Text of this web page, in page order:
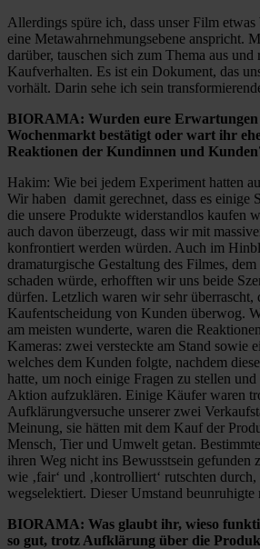
Allerdings spüre ich, dass unser Film
eine Metawahrnehmungsebene anspricht.
darüber, tauschen sich zum Thema aus
Kaufverhalten. Es ist ein Dokument, das
vorhält. Darin sehe ich sein
BIORAMA: Wurden eure Erwartungen
Wochenmarkt bestätigt oder wart ihr
Reaktionen der Kundinnen und
Hakim: Wie bei jedem Experiment hatten
Wir haben damit gerechnet, dass es einige
die unsere Produkte widerstandlos kaufen
auch davon überzeugt, dass wir mit
konfrontiert werden würden. Auch im
dramaturgische Gestaltung des Filmes,
schaden würde, erhofften wir uns beide
dürfen. Letzlich waren wir sehr überrascht,
Kaufentscheidung von Kunden überwog.
am meisten wunderte, waren die
Kameras: zwei versteckte am Stand sowie
welches dem Kunden folgte, nachdem
hatte, um noch einige Fragen zu stellen
Aktion aufzuklären. Einige Käufer waren
Aufklärungversuche unserer zwei
Meinung, sie hätten mit dem Kauf der
Mensch, Tier und Umwelt getan.
ihren Weg nicht ins Bewusstsein gefunden
wie ‚fair‘ und ‚kontrolliert‘ rutschten
wegselektiert. Dieser Umstand beunruhigte
BIORAMA: Was glaubt ihr, wieso
so gut, trotz Aufklärung über die